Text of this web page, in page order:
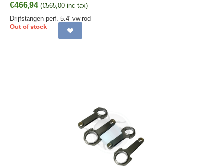
€466,94 (€565,00 inc tax)
Drijfstangen perf. 5.4' vw rod
Out of stock